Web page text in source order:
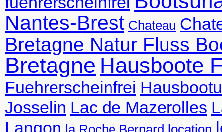
Nantes-Brest Chateau
Bretagne Natur Fluss
Bretagne Hausboote
Fuehrerscheinfrei
Josselin Lac de Mazerolles
Langon
la Roche Bernard location